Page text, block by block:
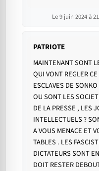
Le 9 juin 2024 à
PATRIOTE
MAINTENANT SONT
QUI VONT REGLER
ESCLAVES DE SONKO
OU SONT LES
DE LA PRESSE , LES
INTELLECTUELS ?
A VOUS MENACE ET
TABLES . LES
DICTATEURS SONT
DOIT RESTER